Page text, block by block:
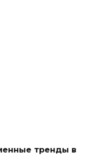
тренды в